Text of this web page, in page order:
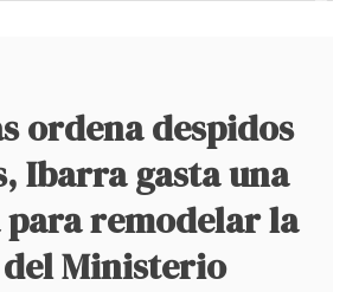
ordena despidos
Ibarra gasta una
remodelar la
Ministerio